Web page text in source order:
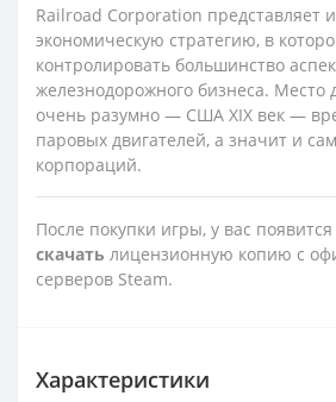
Railroad Corporation представляет
экономическую стратегию, в
контролировать большинство
железнодорожного бизнеса. Место
очень разумно — США XIX век —
паровых двигателей, а значит и
корпораций.
После покупки игры, у вас
скачать лицензионную копию с
серверов Steam.
Характеристики